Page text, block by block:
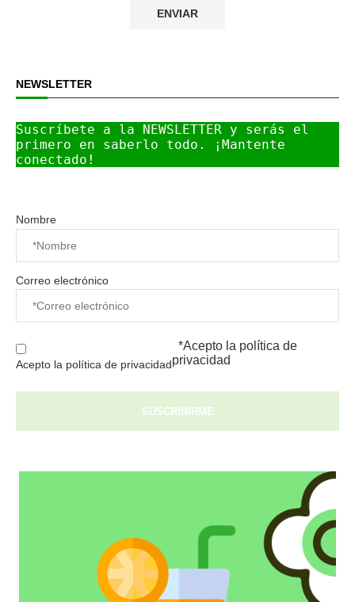
NEWSLETTER
Suscríbete a la NEWSLETTER y serás el
primero en saberlo todo. ¡Mantente
conectado!
Nombre
Correo electrónico
Acepto la política de privacidad
*Acepto la política de
privacidad